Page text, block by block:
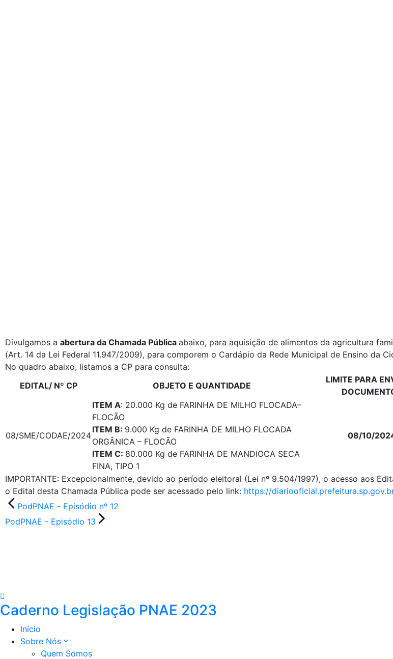
Divulgamos a abertura da Chamada Pública abaixo, para aquisição de alimentos da agricultura
(Art. 14 da Lei Federal 11.947/2009), para comporem o Cardápio da Rede Municipal de Ensino da
No quadro abaixo, listamos a CP para consulta:
EDITAL/ Nº CP
OBJETO E QUANTIDADE
LIMITE PARA
08/SME/CODAE/2024
ITEM A: 20.000 Kg de FARINHA DE MILHO FLOCADA–
FLOCÃO
ITEM B: 9.000 Kg de FARINHA DE MILHO FLOCADA
ORGÂNICA – FLOCÃO
ITEM C: 80.000 Kg de FARINHA DE MANDIOCA SECA
FINA, TIPO 1
08/10/
IMPORTANTE: Excepcionalmente, devido ao período eleitoral (Lei nº 9.504/1997), o acesso aos
o Edital desta Chamada Pública pode ser acessado pelo link: https://diariooficial.
Navegação
de
PodPNAE - Episódio nº 12
PodPNAE - Episódio 13
Caderno Legislação PNAE 2023
Início
Sobre Nós
Quem Somos